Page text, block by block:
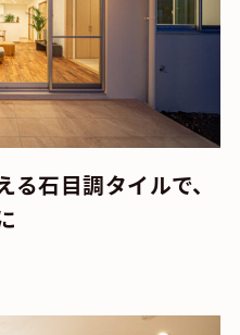
石目調タイルで、